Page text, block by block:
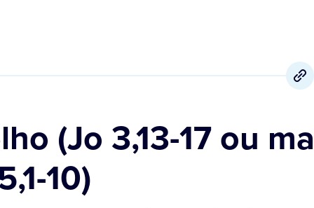
(Jo 3,13-17 ou
10)